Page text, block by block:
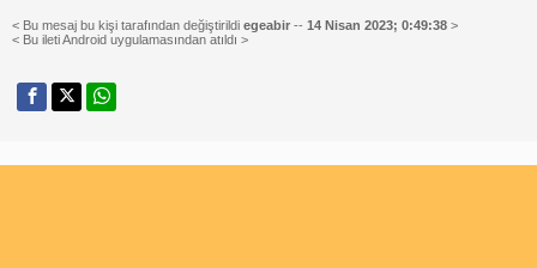
< Bu mesaj bu kişi tarafından değiştirildi egeabir -- 14 Nisan 2023; 0:49:38 >
< Bu ileti Android uygulamasından atıldı >